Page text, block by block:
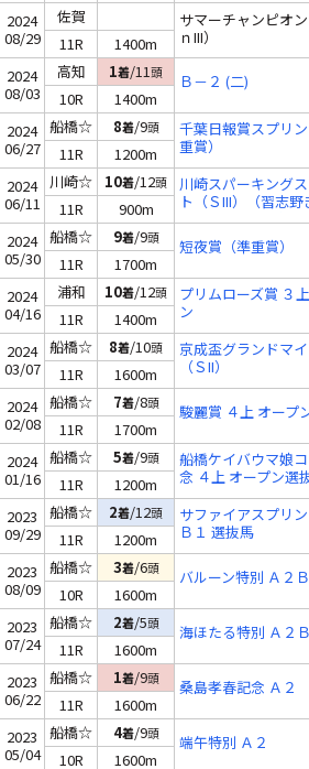
2024
08/29
佐賀
サマーチャンピオ
ｎIII）
11R
1400m
2024
08/03
高知 1着/11頭 Ｂ－２ (二)
10R
1400m
2024
06/27
船橋☆ 8着/9頭
千葉日報賞スプリ
重賞）
11R
1200m
2024
06/11
川崎☆ 10着/12頭
川崎スパーキング
ト（ＳIII）（習志
スプリントＴＲ）
11R
900m
2024
05/30
船橋☆ 9着/9頭 短夜賞（準重賞）
11R
1700m
2024
04/16
浦和 10着/12頭
プリムローズ賞 ３
ン
11R
1400m
2024
03/07
船橋☆ 8着/10頭
京成盃グランドマ
（ＳII）
11R
1600m
2024
02/08
船橋☆ 7着/8頭 駿麗賞 ４上 オープ
11R
1700m
2024
01/16
船橋☆ 5着/9頭
船橋ケイバウマ娘
念 ４上 オープン選
11R
1200m
2023
09/29
船橋☆ 2着/12頭
サファイアスプリ
Ｂ１ 選抜馬
11R
1200m
2023
08/09
船橋☆ 3着/6頭 バルーン特別 Ａ２
10R
1600m
2023
07/24
船橋☆ 2着/5頭 海ほたる特別 Ａ２
11R
1600m
2023
06/22
船橋☆ 1着/9頭 桑島孝春記念 Ａ２
11R
1600m
2023
05/04
船橋☆ 4着/9頭 端午特別 Ａ２
10R
1600m